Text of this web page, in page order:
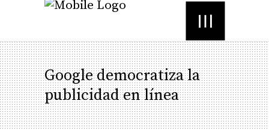
Google democratiza la
publicidad en línea